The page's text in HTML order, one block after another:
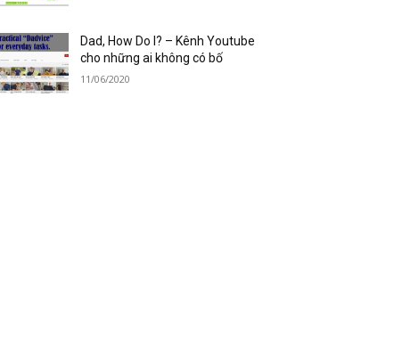
Dad, How Do I? – Kênh Youtube
cho những ai không có bố
11/06/2020